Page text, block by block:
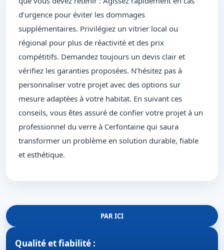
d’urgence pour éviter les dommages
supplémentaires. Privilégiez un vitrier local ou
régional pour plus de réactivité et des prix
compétitifs. Demandez toujours un devis clair et
vérifiez les garanties proposées. N’hésitez pas à
personnaliser votre projet avec des options sur
mesure adaptées à votre habitat. En suivant ces
conseils, vous êtes assuré de confier votre projet à un
professionnel du verre à Cerfontaine qui saura
transformer un problème en solution durable, fiable
et esthétique.
PAR ICI
Qualité et fiabilité :